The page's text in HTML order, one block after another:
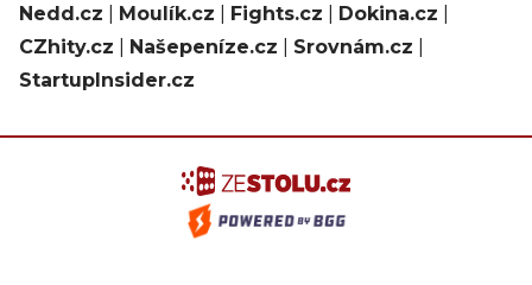
Nedd.cz
Moulík.cz Fights.cz Dokina.cz
CZhity.cz
Našepeníze.cz Srovnám.cz
StartupInsider.cz